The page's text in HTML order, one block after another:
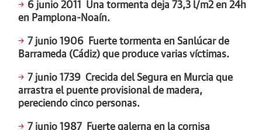
6 junio 2011 Una tormenta deja 73,3 l/m2 en 24h
en Pamplona-Noaín.
7 junio 1906
Fuerte tormenta en Sanlúcar de
Barrameda (Cádiz) que produce varias víctimas.
7 junio 1739 Crecida del Segura en Murcia que
arrastra el puente provisional de madera,
pereciendo cinco personas.
7 junio 1987 Fuerte galerna en la cornisa